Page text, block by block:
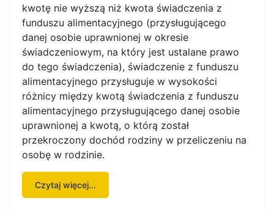
kwotę nie wyższą niż kwota świadczenia z
funduszu alimentacyjnego (przysługującego
danej osobie uprawnionej w okresie
świadczeniowym, na który jest ustalane prawo
do tego świadczenia), świadczenie z funduszu
alimentacyjnego przysługuje w wysokości
różnicy między kwotą świadczenia z funduszu
alimentacyjnego przysługującego danej osobie
uprawnionej a kwotą, o którą został
przekroczony dochód rodziny w przeliczeniu na
osobę w rodzinie.
Czytaj więcej...